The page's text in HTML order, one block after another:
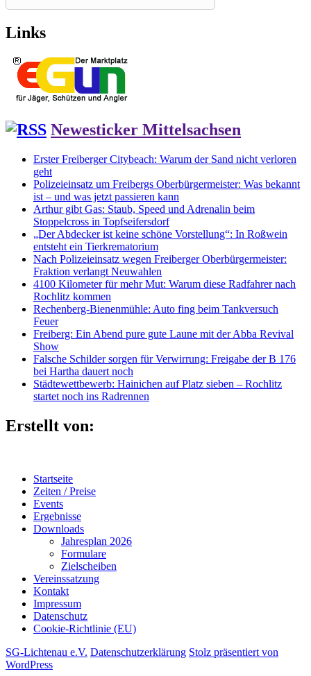
Links
Newesticker Mittelsachsen
Erster Freiberger Citybeach: Warum der Sand nicht verloren
geht
Polizeieinsatz um Freibergs Oberbürgermeister: Was bekannt
ist – und was jetzt passieren kann
Arthur gibt Gas: Staub, Speed und Adrenalin beim
Stoppelcross in Topfseifersdorf
„Der Abdecker ist keine schöne Vorstellung“: In Roßwein
entsteht ein Tierkrematorium
Nach Polizeieinsatz wegen Freiberger Oberbürgermeister:
Fraktion verlangt Neuwahlen
4100 Kilometer für mehr Mut: Warum diese Radfahrer nach
Rochlitz kommen
Rechenberg-Bienenmühle: Auto fing beim Tankversuch
Feuer
Freiberg: Ein Abend pure gute Laune mit der Abba Revival
Show
Falsche Schilder sorgen für Verwirrung: Freigabe der B 176
bei Hartha dauert noch
Städtewettbewerb: Hainichen auf Platz sieben – Rochlitz
startet noch ins Radrennen
Erstellt von:
Startseite
Zeiten / Preise
Events
Ergebnisse
Downloads
Jahresplan 2026
Formulare
Zielscheiben
Vereinssatzung
Kontakt
Impressum
Datenschutz
Cookie-Richtlinie (EU)
SG-Lichtenau e.V. Datenschutzerklärung Stolz präsentiert von
WordPress